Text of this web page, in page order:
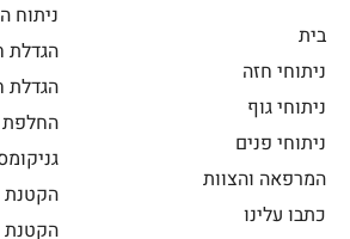
בית
ניתוחי חזה
ניתוחי גוף
ניתוחי פנים
המרפאה והצוות
כתבו עלינו
ניתוח
הגדלת
הגדלת
הקטנת
הקטנת